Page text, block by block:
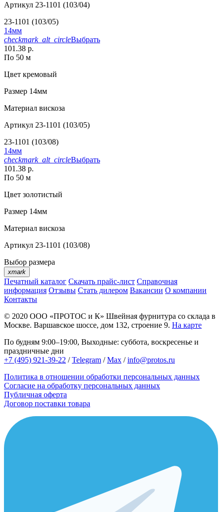
Артикул 23-1101 (103/04)
23-1101 (103/05)
14мм
checkmark_alt_circleВыбрать
101.38 р.
По 50 м
Цвет кремовый
Размер 14мм
Материал вискоза
Артикул 23-1101 (103/05)
23-1101 (103/08)
14мм
checkmark_alt_circleВыбрать
101.38 р.
По 50 м
Цвет золотистый
Размер 14мм
Материал вискоза
Артикул 23-1101 (103/08)
Выбор размера
xmark
Печатный каталог Скачать прайс-лист Справочная
информация Отзывы Стать дилером Вакансии О компании
Контакты
© 2020 ООО «ПРОТОС и К» Швейная фурнитура со склада в
Москве. Варшавское шоссе, дом 132, строение 9. На карте
По будням 9:00–19:00, Выходные: суббота, воскресенье и
праздничные дни
+7 (495) 921-39-22 /Telegram /Max /info@protos.ru
Политика в отношении обработки персональных данных
Согласие на обработку персональных данных
Публичная оферта
Договор поставки товара